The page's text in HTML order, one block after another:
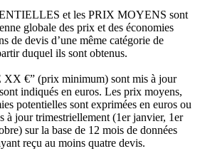
et les PRIX MOYENS sont
globale des prix et des économies
de devis d’une même catégorie de
duquel ils sont obtenus.
€” (prix minimum) sont mis à jour
indiqués en euros. Les prix moyens,
potentielles sont exprimées en euros ou
à jour trimestriellement (1er janvier, 1er
sur la base de 12 mois de données
reçu au moins quatre devis.